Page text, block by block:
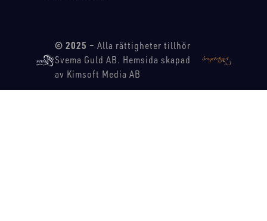
© 2025 – Alla rättigheter tillhör
Svema Guld AB. Hemsida skapad
av Kimsoft Media AB